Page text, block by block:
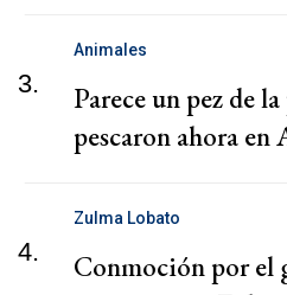
3.
Animales
Parece un pez de
pescaron ahora en
4.
Zulma Lobato
Conmoción por el